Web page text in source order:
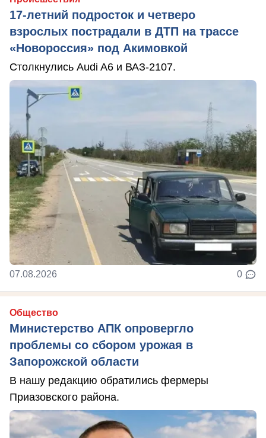
17-летний подросток и четверо
взрослых пострадали в ДТП на трассе
«Новороссия» под Акимовкой
Столкнулись Audi A6 и ВАЗ-2107.
07.08.2026 0
Общество
Министерство АПК опровергло
проблемы со сбором урожая в
Запорожской области
В нашу редакцию обратились фермеры
Приазовского района.